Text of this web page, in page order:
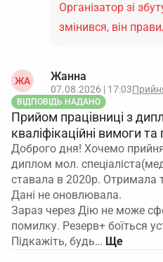
Організатор зі
змінився, він
ЖА Жанна
07.08.2026 | 17:03
ВІДПОВІДЬ НАДАНО
Прийом працівниці з
кваліфікаційні вимоги
Доброго дня! Хочемо
диплом мол.
ставала в 2020р. Отримала
Дані не оновлювала.
Зараз через Дію не може
помилку. Резерв+ боїться
Підкажіть, будь…